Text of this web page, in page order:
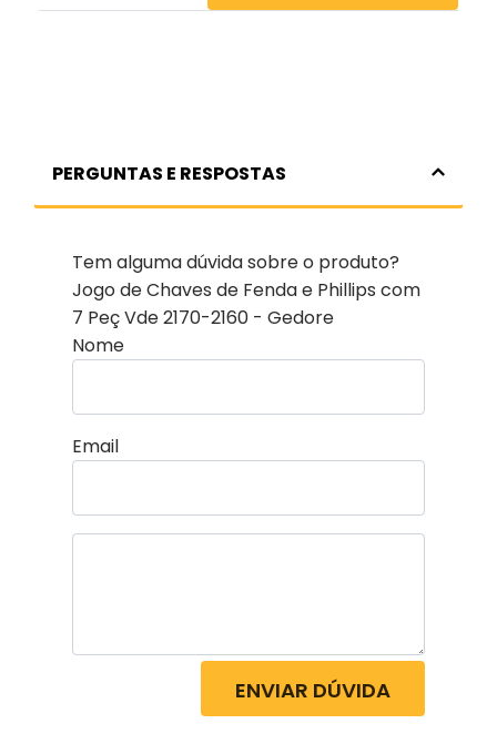
PERGUNTAS E RESPOSTAS
Tem alguma dúvida sobre o produto?
Jogo de Chaves de Fenda e Phillips com
7 Peç Vde 2170-2160 - Gedore
Nome
Email
ENVIAR DÚVIDA